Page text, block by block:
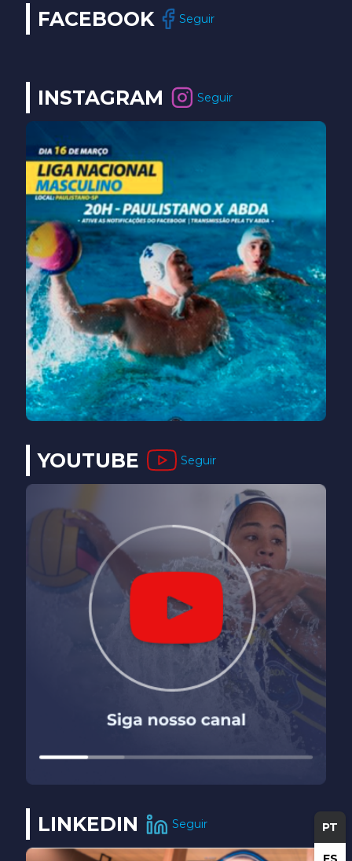
PT
FACEBOOK Seguir
INSTAGRAM Seguir
YOUTUBE Seguir
LINKEDIN Seguir